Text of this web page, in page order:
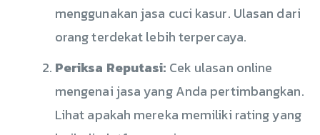
menggunakan jasa cuci kasur. Ulasan dari
orang terdekat lebih terpercaya.
Periksa Reputasi: Cek ulasan online
mengenai jasa yang Anda pertimbangkan.
Lihat apakah mereka memiliki rating yang